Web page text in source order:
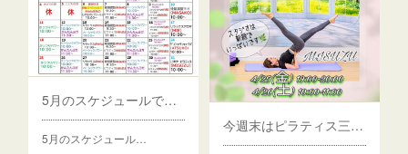
5月のスケジュールです🎏
5月のスケジュール…
今週末はピラティス三昧♪